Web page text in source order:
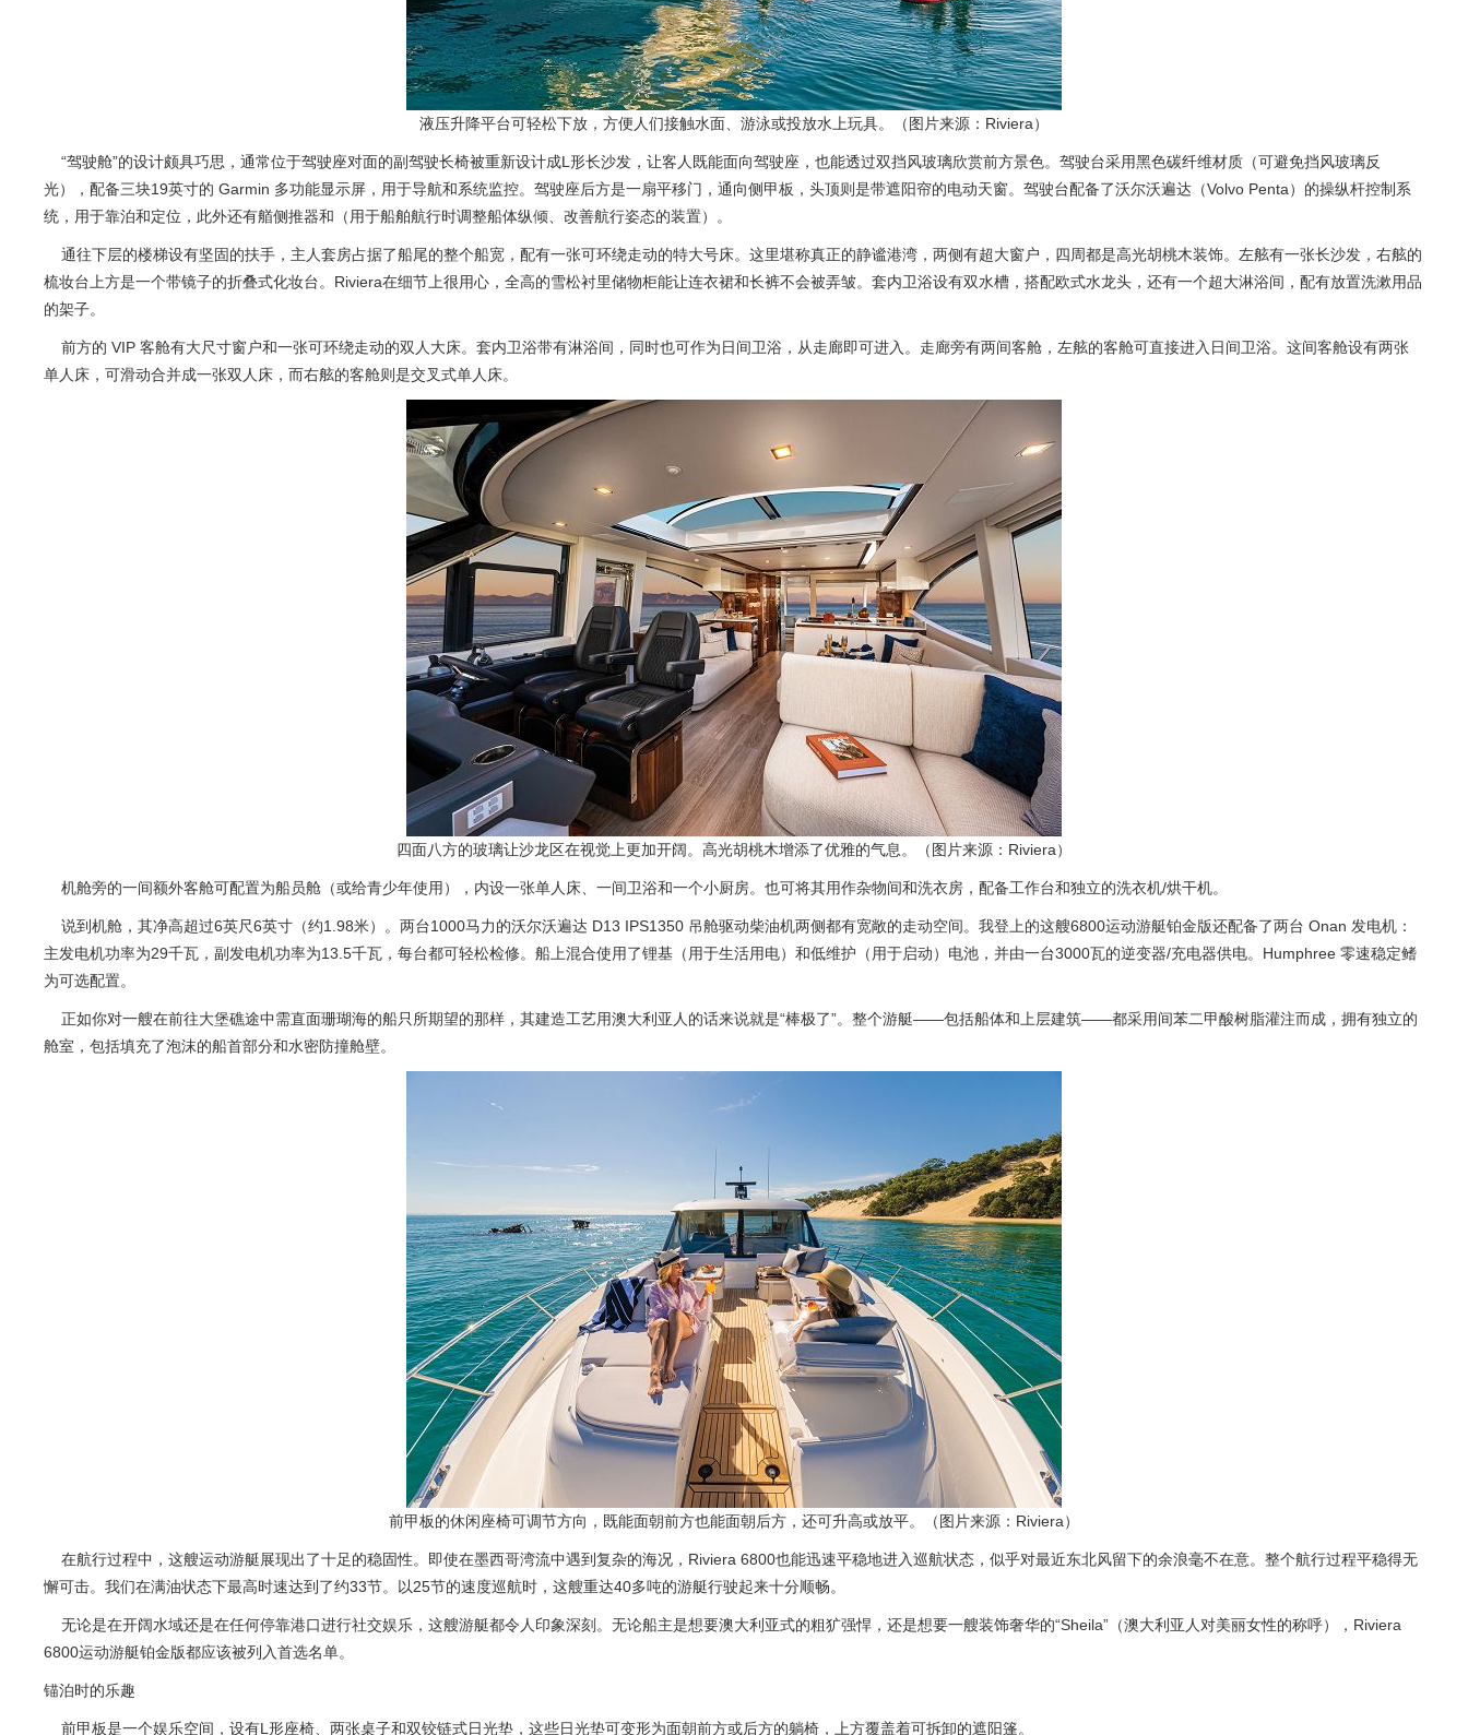
液压升降平台可轻松下放，方便人们接触水面、游泳或投放水上玩具。（图片来源：Riviera）
“驾驶舱”的设计颇具巧思，通常位于驾驶座对面的副驾驶长椅被重新设计成L形长沙发，让客人既能面向驾驶座，也能透过双挡风玻璃欣赏前方景色。驾驶台采用黑色碳纤维材质（可避免挡风玻璃反
光），配备三块19英寸的 Garmin 多功能显示屏，用于导航和系统监控。驾驶座后方是一扇平移门，通向侧甲板，头顶则是带遮阳帘的电动天窗。驾驶台配备了沃尔沃遍达（Volvo Penta）的操纵杆控制系
统，用于靠泊和定位，此外还有艏侧推器和（用于船舶航行时调整船体纵倾、改善航行姿态的装置）。
通往下层的楼梯设有坚固的扶手，主人套房占据了船尾的整个船宽，配有一张可环绕走动的特大号床。这里堪称真正的静谧港湾，两侧有超大窗户，四周都是高光胡桃木装饰。左舷有一张长沙发，右舷的
梳妆台上方是一个带镜子的折叠式化妆台。Riviera在细节上很用心，全高的雪松衬里储物柜能让连衣裙和长裤不会被弄皱。套内卫浴设有双水槽，搭配欧式水龙头，还有一个超大淋浴间，配有放置洗漱用品
的架子。
前方的 VIP 客舱有大尺寸窗户和一张可环绕走动的双人大床。套内卫浴带有淋浴间，同时也可作为日间卫浴，从走廊即可进入。走廊旁有两间客舱，左舷的客舱可直接进入日间卫浴。这间客舱设有两张
单人床，可滑动合并成一张双人床，而右舷的客舱则是交叉式单人床。
四面八方的玻璃让沙龙区在视觉上更加开阔。高光胡桃木增添了优雅的气息。（图片来源：Riviera）
机舱旁的一间额外客舱可配置为船员舱（或给青少年使用），内设一张单人床、一间卫浴和一个小厨房。也可将其用作杂物间和洗衣房，配备工作台和独立的洗衣机/烘干机。
说到机舱，其净高超过6英尺6英寸（约1.98米）。两台1000马力的沃尔沃遍达 D13 IPS1350 吊舱驱动柴油机两侧都有宽敞的走动空间。我登上的这艘6800运动游艇铂金版还配备了两台 Onan 发电机：
主发电机功率为29千瓦，副发电机功率为13.5千瓦，每台都可轻松检修。船上混合使用了锂基（用于生活用电）和低维护（用于启动）电池，并由一台3000瓦的逆变器/充电器供电。Humphree 零速稳定鳍
为可选配置。
正如你对一艘在前往大堡礁途中需直面珊瑚海的船只所期望的那样，其建造工艺用澳大利亚人的话来说就是“棒极了”。整个游艇——包括船体和上层建筑——都采用间苯二甲酸树脂灌注而成，拥有独立的
舱室，包括填充了泡沫的船首部分和水密防撞舱壁。
前甲板的休闲座椅可调节方向，既能面朝前方也能面朝后方，还可升高或放平。（图片来源：Riviera）
在航行过程中，这艘运动游艇展现出了十足的稳固性。即使在墨西哥湾流中遇到复杂的海况，Riviera 6800也能迅速平稳地进入巡航状态，似乎对最近东北风留下的余浪毫不在意。整个航行过程平稳得无
懈可击。我们在满油状态下最高时速达到了约33节。以25节的速度巡航时，这艘重达40多吨的游艇行驶起来十分顺畅。
无论是在开阔水域还是在任何停靠港口进行社交娱乐，这艘游艇都令人印象深刻。无论船主是想要澳大利亚式的粗犷强悍，还是想要一艘装饰奢华的“Sheila”（澳大利亚人对美丽女性的称呼），Riviera
6800运动游艇铂金版都应该被列入首选名单。
锚泊时的乐趣
前甲板是一个娱乐空间，设有L形座椅、两张桌子和双铰链式日光垫，这些日光垫可变形为面朝前方或后方的躺椅，上方覆盖着可拆卸的遮阳篷。